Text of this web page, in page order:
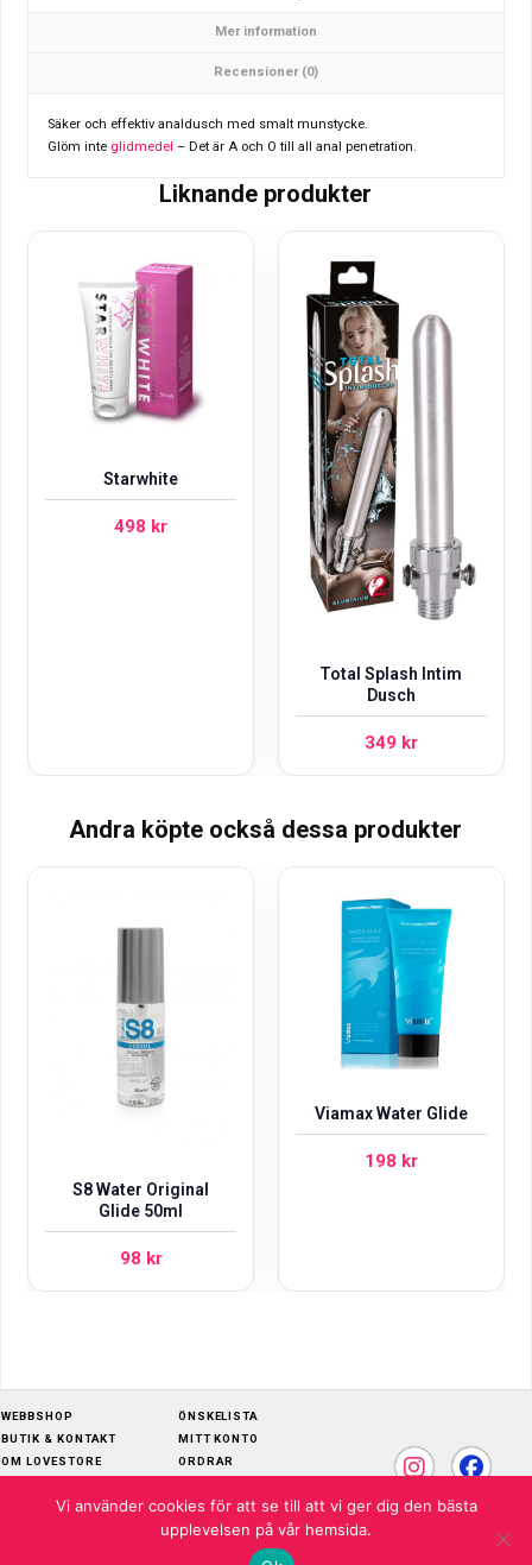
Mer information
Recensioner (0)
Säker och effektiv analdusch med smalt munstycke.
Glöm inte glidmedel – Det är A och O till all anal penetration.
Liknande produkter
Starwhite
498 kr
Total Splash Intim
Dusch
349 kr
Andra köpte också dessa produkter
S8 Water Original
Glide 50ml
98 kr
Viamax Water Glide
198 kr
WEBBSHOP
BUTIK & KONTAKT
OM LOVESTORE
KÖPVILLKOR
ÖNSKELISTA
MITT KONTO
ORDRAR
KONTOUPPGIFTER
Vi använder cookies för att se till att vi ger dig den bästa
upplevelsen på vår hemsida.